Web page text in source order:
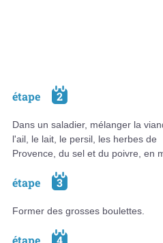
étape 2
Dans un saladier, mélanger la
l'ail, le lait, le persil, les herbes de
Provence, du sel et du poivre, en
étape 3
Former des grosses boulettes.
étape 4